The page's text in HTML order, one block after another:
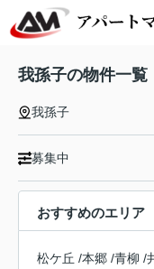
我孫子の物件一覧
我孫子
募集中
おすすめのエリア
松ケ丘 /本郷 /青柳 /